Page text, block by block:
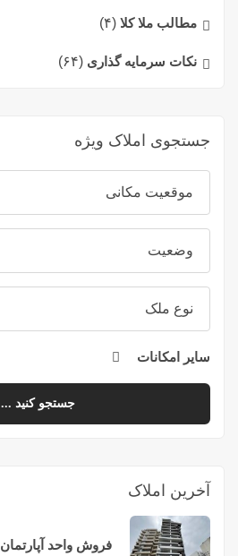
مطالب ملا کلا (۴)
نکات سرمایه گذاری (۶۴)
جستجوی املاک ویژه
موقعیت مکانی
وضعیت
نوع ملک
سایر امکانات
جستجو کنید ...
آخرین املاک